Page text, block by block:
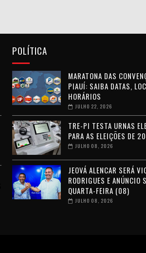
POLÍTICA
MARATONA DAS
PIAUÍ: SAIBA DATAS,
HORÁRIOS
JULHO 22, 2026
TRE-PI TESTA URNAS
PARA AS ELEIÇÕES DE
JULHO 08, 2026
JEOVÁ ALENCAR SERÁ
RODRIGUES E ANÚNCIO
QUARTA-FEIRA (08)
JULHO 08, 2026